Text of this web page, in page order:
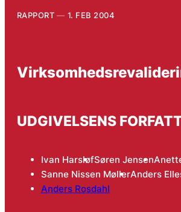
RAPPORT 1. FEB 2004
UDGIVELSENS
Ivan HarsløfSøren Jensen
Sanne Nissen MøllerAnders
Anders Rosdahl